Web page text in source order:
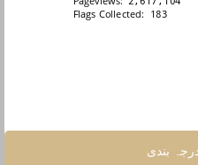
بندی